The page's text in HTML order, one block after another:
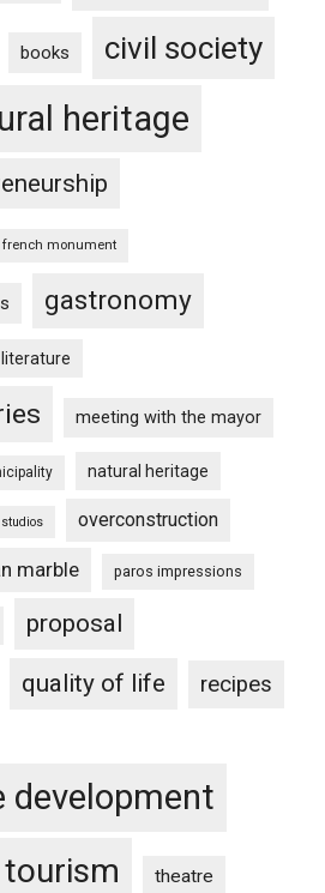
books civil society
heritage
french monument
gastronomy
literature
meeting with the mayor
natural heritage
overconstruction
marble paros impressions
proposal
quality of life recipes
development
theatre